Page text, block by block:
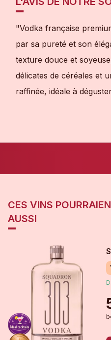
"Vodka française
par sa pureté et son
texture douce et
délicates de céréales et
raffinée, idéale à
CES VINS
AUSSI